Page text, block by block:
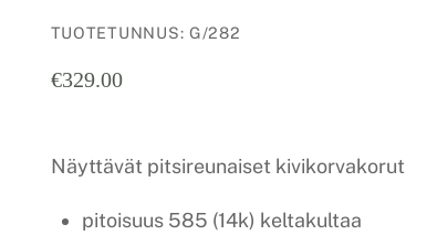
TUOTETUNNUS: G/282
€329.00
Näyttävät pitsireunaiset kivikorvakorut
pitoisuus 585 (14k) keltakultaa